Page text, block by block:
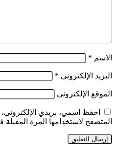
الاسم *
البريد الإلكتروني *
الموقع الإلكتروني
احفظ اسمي، بريدي الإلكتروني،
المتصفح لاستخدامها المرة المقبلة